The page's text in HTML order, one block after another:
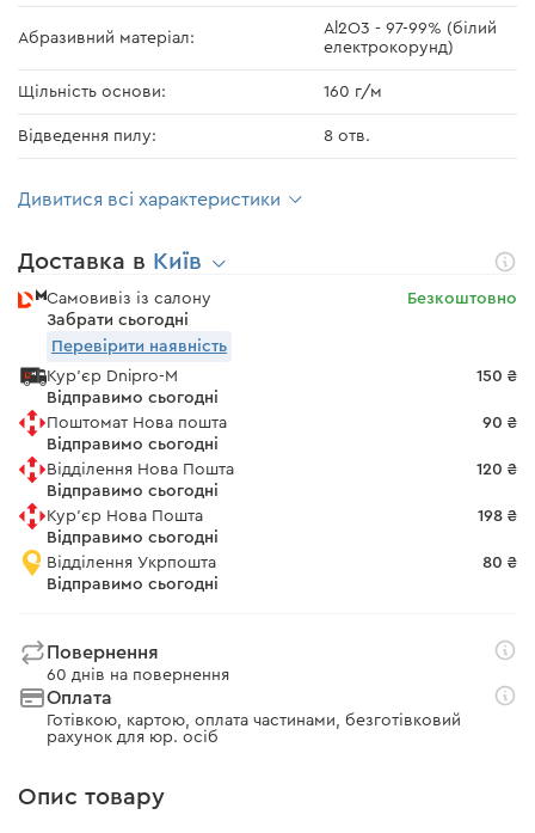
Абразивний матеріал:
Al2O3 - 97-99% (білий
електрокорунд)
Щільність основи: 160 г/м
Відведення пилу: 8 отв.
Дивитися всі характеристики
Доставка в Київ
Самовивіз із салону
Забрати сьогодні
Безкоштовно
Перевірити наявність
Кур'єр Dnipro-M
Відправимо сьогодні
150 ₴
Поштомат Нова пошта
Відправимо сьогодні
90 ₴
Відділення Нова Пошта
Відправимо сьогодні
120 ₴
Кур'єр Нова Пошта
Відправимо сьогодні
198 ₴
Відділення Укрпошта
Відправимо сьогодні
80 ₴
Повернення
60 днів на повернення
Оплата
Готівкою, картою, оплата частинами, безготівковий
рахунок для юр. осіб
Опис товару